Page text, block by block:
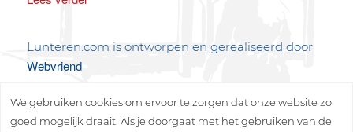
Lunteren.com is ontworpen en gerealiseerd door
Webvriend
We gebruiken cookies om ervoor te zorgen dat onze website zo
goed mogelijk draait. Als je doorgaat met het gebruiken van de